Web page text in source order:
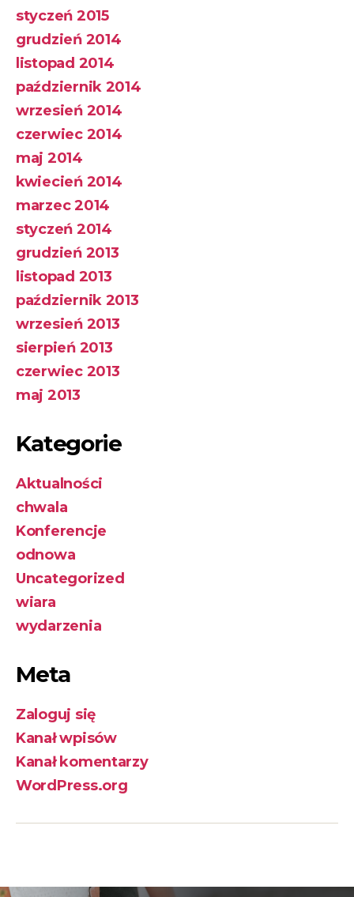
styczeń 2015
grudzień 2014
listopad 2014
październik 2014
wrzesień 2014
czerwiec 2014
maj 2014
kwiecień 2014
marzec 2014
styczeń 2014
grudzień 2013
listopad 2013
październik 2013
wrzesień 2013
sierpień 2013
czerwiec 2013
maj 2013
Kategorie
Aktualności
chwala
Konferencje
odnowa
Uncategorized
wiara
wydarzenia
Meta
Zaloguj się
Kanał wpisów
Kanał komentarzy
WordPress.org